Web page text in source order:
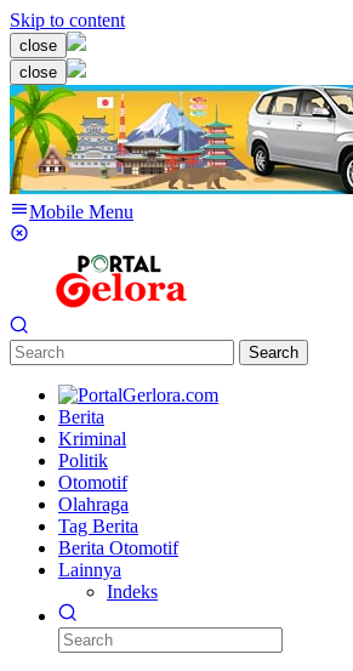
Skip to content
close
close
Mobile Menu
Search
Berita
Kriminal
Politik
Otomotif
Olahraga
Tag Berita
Berita Otomotif
Lainnya
Indeks